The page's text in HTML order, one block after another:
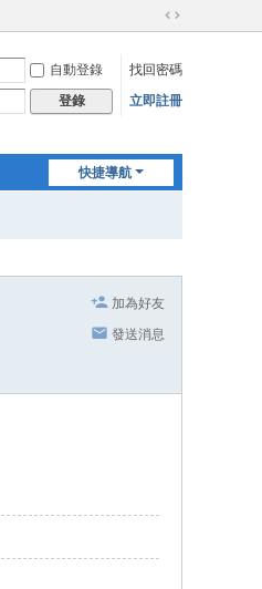
切
到
寬
自動登錄
找回密碼
登錄 立即註冊
快捷導航
加為好友
發送消息